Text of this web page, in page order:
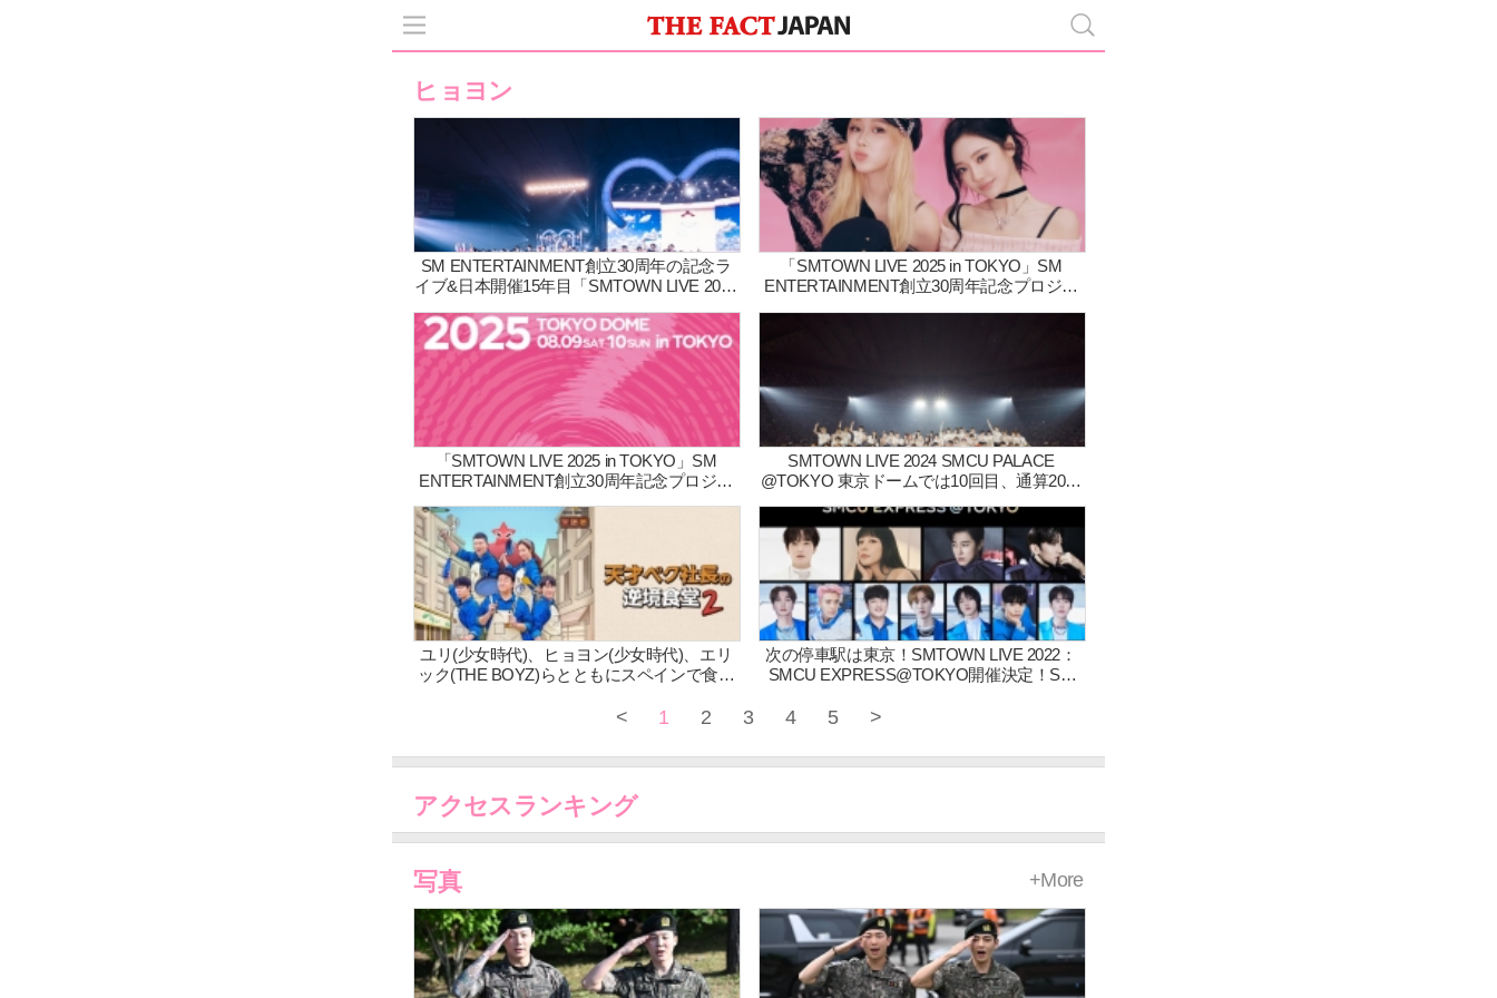
ヒョヨン
SM ENTERTAINMENT創立30周年の記念ラ
イブ&日本開催15年目「SMTOWN LIVE 2025
出演し、2日間通算で約95,000人が熱狂！
「SMTOWN LIVE 2025 in TOKYO」SM
ENTERTAINMENT創立30周年記念プロジェ
「SMTOWN LIVE 2025 in TOKYO」SM
ENTERTAINMENT創立30周年記念プロジェ
SMTOWN LIVE 2024 SMCU PALACE
@TOKYO 東京ドームでは10回目、通算20回
スト全13組55名が出演!! ”NCT”最後のグルー
プNCT WISHが日韓同時デビュー!! RIIZEが日
本でのSMTOWN LIVE初出演！
ユリ(少女時代)、ヒョヨン(少女時代)、エリ
ック(THE BOYZ)らとともにスペインで食堂
27日(水)20:00～ 1話先行放送!!
次の停車駅は東京！SMTOWN LIVE 2022：
SMCU EXPRESS@TOKYO開催決定！SM
夢の共演が3年ぶりに復活！
< 1 2 3 4 5 >
アクセスランキング
写真 +More